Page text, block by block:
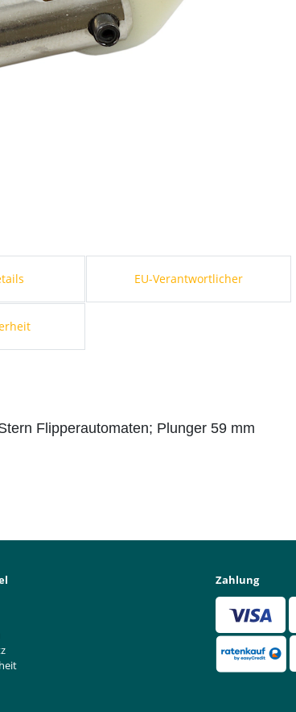
EU-Verantwortlicher
Flipperautomaten; Plunger 59 mm
Zahlung